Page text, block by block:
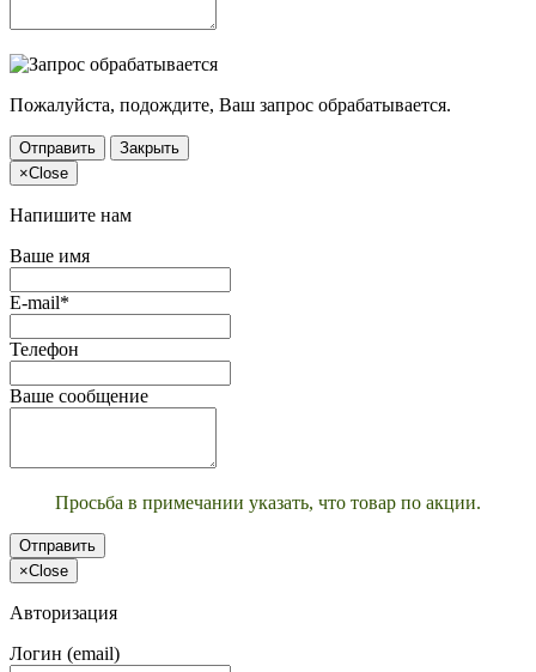
Пожалуйста, подождите, Ваш запрос обрабатывается.
Отправить
Закрыть
×Close
Напишите нам
Ваше имя
E-mail*
Телефон
Ваше сообщение
Просьба в примечании указать, что товар по акции.
Отправить
×Close
Авторизация
Логин (email)